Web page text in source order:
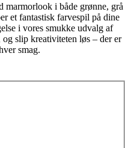
marmorlook i både grønne, grå
et fantastisk farvespil på dine
i vores smukke udvalg af
slip kreativiteten løs – der er
smag.